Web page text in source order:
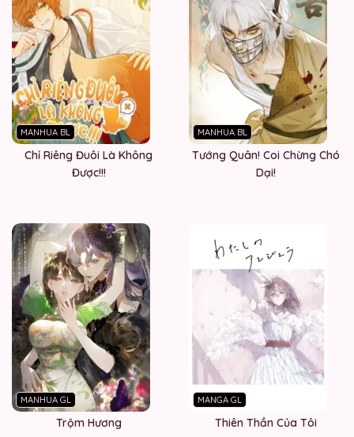
MANHUA BL
Chỉ Riêng Đuôi Là Không
Được!!!
MANHUA BL
Tướng Quân! Coi Chừng Chó
Dại!
MANHUA GL
Trộm Hương
MANGA GL
Thiên Thần Của Tôi